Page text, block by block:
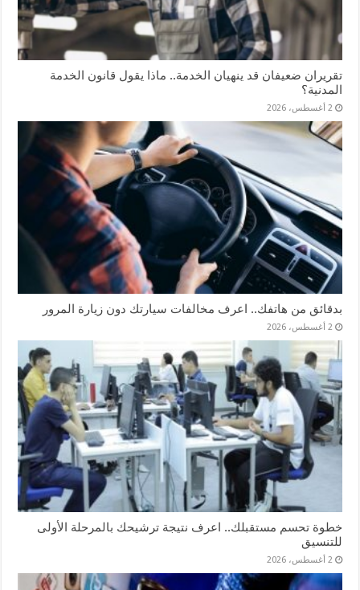
تقريران ضعيفان قد ينهيان الخدمة.. ماذا يقول قانون الخدمة
المدنية؟
2 أغسطس، 2026
بدقائق من هاتفك.. اعرف مخالفات سيارتك دون زيارة المرور
2 أغسطس، 2026
خطوة تحسم مستقبلك.. اعرف نتيجة ترشيحك بالمرحلة الأولى
للتنسيق
2 أغسطس، 2026